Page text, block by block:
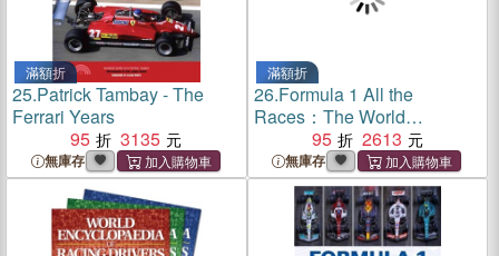
滿額折
25.Patrick Tambay - The
Ferrari Years
95
3135
無庫存
滿額折
26.Formula 1 All the
Races：The World
Championship Story Race-
by-Race 1950-2015
95 2613
無庫存